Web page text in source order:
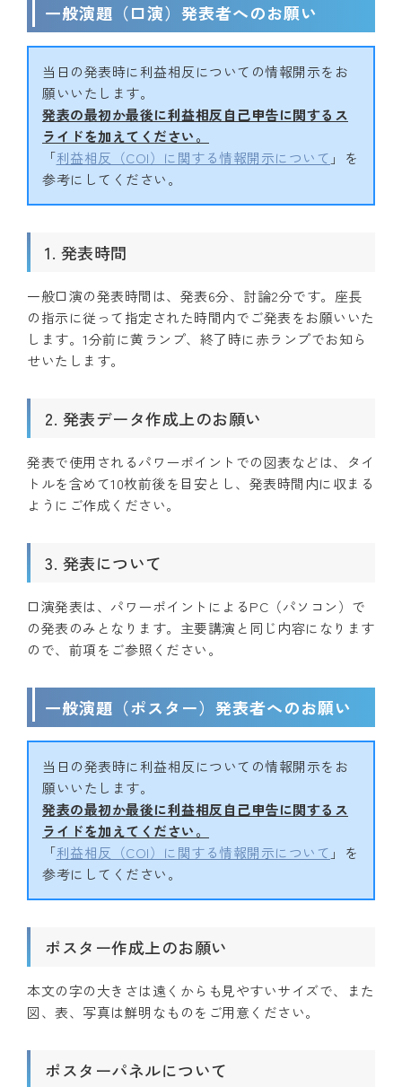
一般演題（口演）発表者へのお願い
当日の発表時に利益相反についての情報開示をお
願いいたします。
発表の最初か最後に利益相反自己申告に関するス
ライドを加えてください。
「利益相反（COI）に関する情報開示について 」を
参考にしてください。
1. 発表時間
一般口演の発表時間は、発表6分、討論2分です。座長
の指示に従って指定された時間内でご発表をお願いいた
します。1分前に黄ランプ、終了時に赤ランプでお知ら
せいたします。
2. 発表データ作成上のお願い
発表で使用されるパワーポイントでの図表などは、タイ
トルを含めて10枚前後を目安とし、発表時間内に収まる
ようにご作成ください。
3. 発表について
口演発表は、パワーポイントによるPC（パソコン）で
の発表のみとなります。主要講演と同じ内容になります
ので、前項をご参照ください。
一般演題（ポスター）発表者へのお願い
当日の発表時に利益相反についての情報開示をお
願いいたします。
発表の最初か最後に利益相反自己申告に関するス
ライドを加えてください。
「利益相反（COI）に関する情報開示について 」を
参考にしてください。
ポスター作成上のお願い
本文の字の大きさは遠くからも見やすいサイズで、また
図、表、写真は鮮明なものをご用意ください。
ポスターパネルについて